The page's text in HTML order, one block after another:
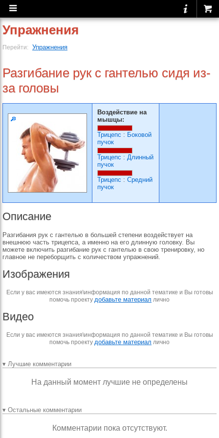
Упражнения
Перейти: Упражнения
Разгибание рук с гантелью сидя из-
за головы
Воздействие на
мышцы:
Трицепс : Боковой
пучок
Трицепс : Длинный
пучок
Трицепс : Средний
пучок
Описание
Разгибания рук с гантелью в большей степени воздействует на
внешнюю часть трицепса, а именно на его длинную головку. Вы
можете включить разгибание рук с гантелью в свою тренировку, но
главное не переборщить с количеством упражнений.
Изображения
Если у вас имеются знания\информация по данной тематике и Вы готовы
помочь проекту добавьте материал лично
Видео
Если у вас имеются знания\информация по данной тематике и Вы готовы
помочь проекту добавьте материал лично
▾ Лучшие комментарии
На данный момент лучшие не определены
▾ Остальные комментарии
Комментарии пока отсутствуют.